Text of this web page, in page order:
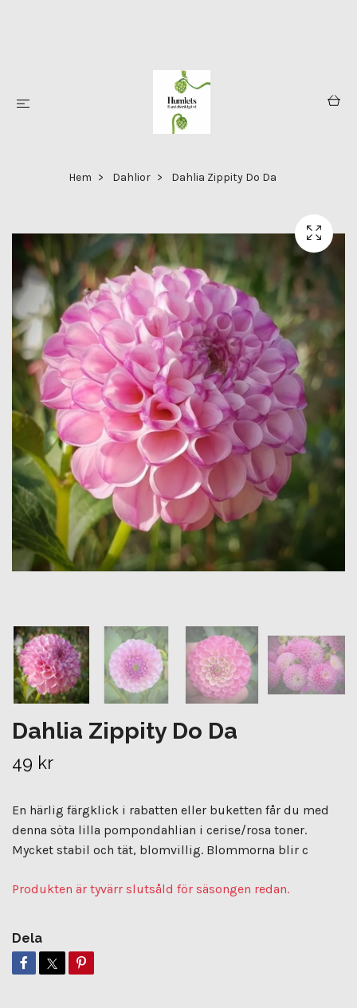
Hem Dahlior Dahlia Zippity Do Da
Dahlia Zippity Do Da
49 kr
En härlig färgklick i rabatten eller buketten får du med
denna söta lilla pompondahlian i cerise/rosa toner.
Mycket stabil och tät, blomvillig. Blommorna blir c
Produkten är tyvärr slutsåld för säsongen redan.
Dela